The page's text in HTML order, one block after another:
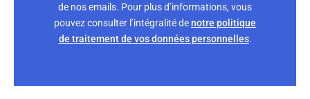
de nos emails. Pour plus d’informations, vous
pouvez consulter l’intégralité denotre politique
de traitement de vos données personnelles.